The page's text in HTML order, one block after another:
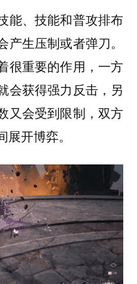
能、技能和普攻排布
生压制或者弹刀。
很重要的作用，一方
会获得强力反击，另
又会受到限制，双方
开博弈。